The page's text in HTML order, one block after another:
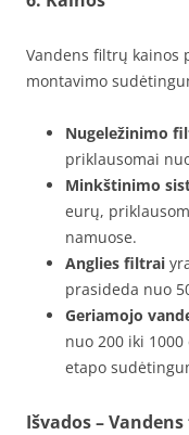
Vandens filtrų kainos
montavimo
Nugeležinimo
priklausomai
Minkštinimo
eurų,
namuose.
Anglies filtrai
prasideda nuo
Geriamojo
nuo 200 iki
etapo
Išvados –